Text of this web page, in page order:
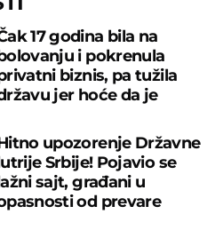
17 godina bila na
i pokrenula
biznis, pa tužila
jer hoće da je
upozorenje Državne
Srbije! Pojavio se
sajt, građani u
od prevare